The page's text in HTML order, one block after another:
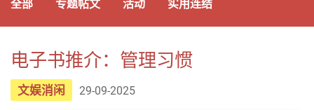
全部 专题帖文 活动 实用连结
电子书推介：管理习惯
文娱消闲 29-09-2025